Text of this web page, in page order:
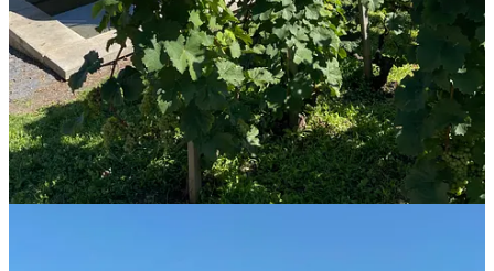
El poder del ahora.Eckhart Tolle. Lo leimos en mi club de
lectura y preparé una guía que facilita su lectura. Si lo quieres,
avísame.
🎯 Tu desafío liminal para esta semana
Identifica tus espacios liminales: